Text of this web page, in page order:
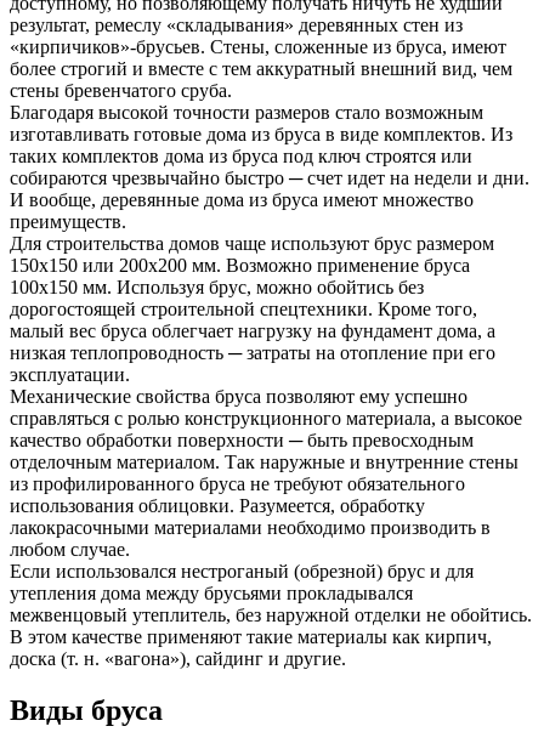
результат, ремеслу «складывания» деревянных стен из
«кирпичиков»-брусьев. Стены, сложенные из бруса, имеют
более строгий и вместе с тем аккуратный внешний вид, чем
стены бревенчатого сруба.
Благодаря высокой точности размеров стало возможным
изготавливать готовые дома из бруса в виде комплектов. Из
таких комплектов дома из бруса под ключ строятся или
собираются чрезвычайно быстро ─ счет идет на недели и дни.
И вообще, деревянные дома из бруса имеют множество
преимуществ.
Для строительства домов чаще используют брус размером
150х150 или 200х200 мм. Возможно применение бруса
100х150 мм. Используя брус, можно обойтись без
дорогостоящей строительной спецтехники. Кроме того,
малый вес бруса облегчает нагрузку на фундамент дома, а
низкая теплопроводность ─ затраты на отопление при его
эксплуатации.
Механические свойства бруса позволяют ему успешно
справляться с ролью конструкционного материала, а высокое
качество обработки поверхности ─ быть превосходным
отделочным материалом. Так наружные и внутренние стены
из профилированного бруса не требуют обязательного
использования облицовки. Разумеется, обработку
лакокрасочными материалами необходимо производить в
любом случае.
Если использовался нестроганый (обрезной) брус и для
утепления дома между брусьями прокладывался
межвенцовый утеплитель, без наружной отделки не обойтись.
В этом качестве применяют такие материалы как кирпич,
доска (т. н. «вагона»), сайдинг и другие.
Виды бруса